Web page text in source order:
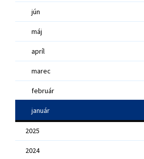
jún
máj
apríl
marec
február
január
2025
2024